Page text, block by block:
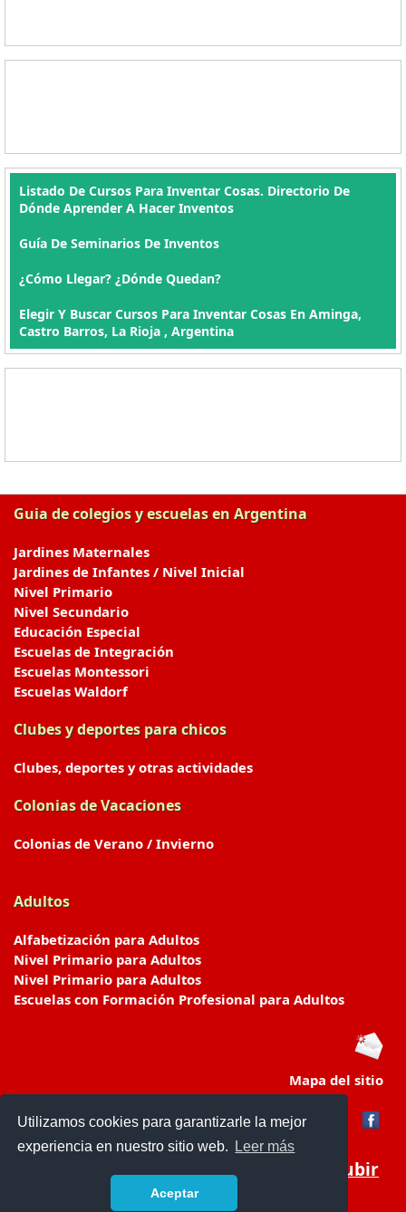
Utilizamos cookies para garantizarle la mejor
experiencia en nuestro sitio web.
Leer más
Aceptar
Listado De Cursos Para Inventar Cosas. Directorio De
Dónde Aprender A Hacer Inventos
Guía De Seminarios De Inventos
¿Cómo Llegar? ¿Dónde Quedan?
Elegir Y Buscar Cursos Para Inventar Cosas En Aminga,
Castro Barros, La Rioja , Argentina
Guia de colegios y escuelas en Argentina
Jardines Maternales
Jardines de Infantes / Nivel Inicial
Nivel Primario
Nivel Secundario
Educación Especial
Escuelas de Integración
Escuelas Montessori
Escuelas Waldorf
Clubes y deportes para chicos
Clubes, deportes y otras actividades
Colonias de Vacaciones
Colonias de Verano / Invierno
Adultos
Alfabetización para Adultos
Nivel Primario para Adultos
Nivel Primario para Adultos
Escuelas con Formación Profesional para Adultos
Mapa del sitio
Subir